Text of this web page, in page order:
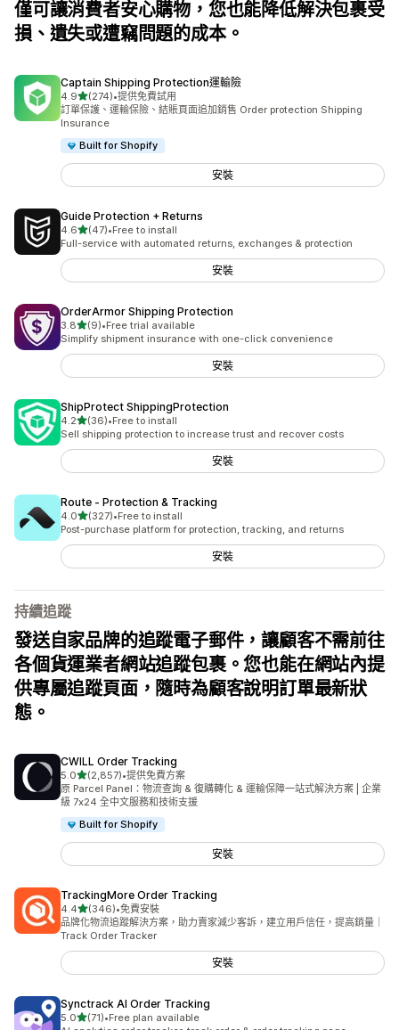
僅可讓消費者安心購物，您也能降低解決包裹受
損、遺失或遭竊問題的成本。
Captain Shipping Protection運輸險
4.9滿分 5 顆星
(274)
共有 274 則評價
•提供免費試用
訂單保護、運輸保險、結賬頁面追加銷售 Order protection Shipping
Insurance
Built for Shopify
安裝
Guide Protection + Returns
4.6滿分 5 顆星
(47)
共有 47 則評價
•Free to install
Full-service with automated returns, exchanges & protection
安裝
OrderArmor Shipping Protection
3.8滿分 5 顆星
(9)
共有 9 則評價
•Free trial available
Simplify shipment insurance with one-click convenience
安裝
ShipProtect ShippingProtection
4.2滿分 5 顆星
(36)
共有 36 則評價
•Free to install
Sell shipping protection to increase trust and recover costs
安裝
Route ‑ Protection & Tracking
4.0滿分 5 顆星
(327)
共有 327 則評價
•Free to install
Post-purchase platform for protection, tracking, and returns
安裝
持續追蹤
發送自家品牌的追蹤電子郵件，讓顧客不需前往
各個貨運業者網站追蹤包裹。您也能在網站內提
供專屬追蹤頁面，隨時為顧客說明訂單最新狀
態。
CWILL Order Tracking
5.0滿分 5 顆星
(2,857)
共有 2857 則評價
•提供免費方案
原 Parcel Panel：物流查詢 & 復購轉化 & 運輸保障一站式解決方案 | 企業
級 7x24 全中文服務和技術支援
Built for Shopify
安裝
TrackingMore Order Tracking
4.4滿分 5 顆星
(346)
共有 346 則評價
•免費安裝
品牌化物流追蹤解決方案，助力賣家減少客訴，建立用戶信任，提高銷量｜
Track Order Tracker
安裝
Synctrack AI Order Tracking
5.0滿分 5 顆星
(71)
共有 71 則評價
•Free plan available